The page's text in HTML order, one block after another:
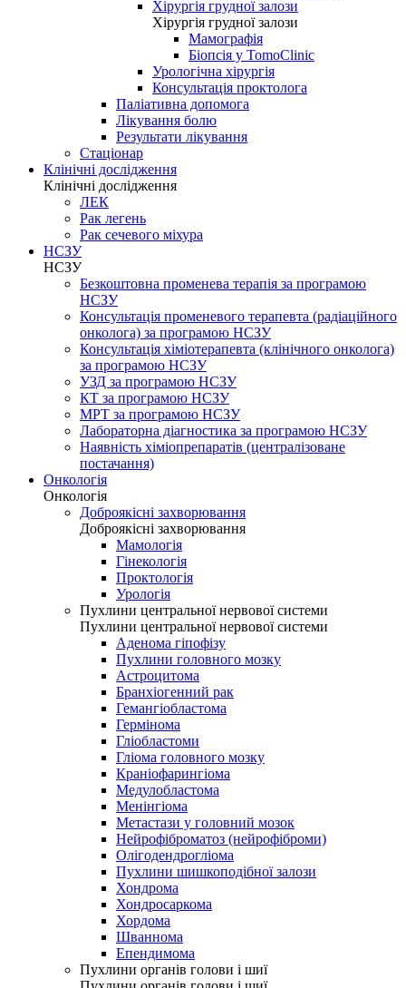
Хірургія грудної залози
Хірургія грудної залози
Мамографія
Біопсія у TomoClinic
Урологічна хірургія
Консультація проктолога
Паліативна допомога
Лікування болю
Результати лікування
Стаціонар
Клінічні дослідження
Клінічні дослідження
ЛЕК
Рак легень
Рак сечевого міхура
НСЗУ
НСЗУ
Безкоштовна променева терапія за програмою
НСЗУ
Консультація променевого терапевта (радіаційного
онколога) за програмою НСЗУ
Консультація хіміотерапевта (клінічного онколога)
за програмою НСЗУ
УЗД за програмою НСЗУ
КТ за програмою НСЗУ
МРТ за програмою НСЗУ
Лабораторна діагностика за програмою НСЗУ
Наявність хіміопрепаратів (централізоване
постачання)
Онкологія
Онкологія
Доброякісні захворювання
Доброякісні захворювання
Мамологія
Гінекологія
Проктологія
Урологія
Пухлини центральної нервової системи
Пухлини центральної нервової системи
Аденома гіпофізу
Пухлини головного мозку
Астроцитома
Бранхіогенний рак
Гемангіобластома
Гермінома
Гліобластоми
Гліома головного мозку
Краніофарингіома
Медулобластома
Менінгіома
Метастази у головний мозок
Нейрофіброматоз (нейрофіброми)
Олігодендрогліома
Пухлини шишкоподібної залози
Хондрома
Хондросаркома
Хордома
Шваннома
Епендимома
Пухлини органів голови і шиї